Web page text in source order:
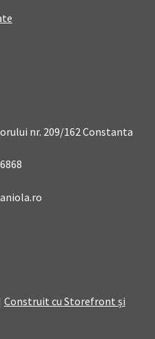
nr. 209/162 Constanta
Construit cu Storefront și